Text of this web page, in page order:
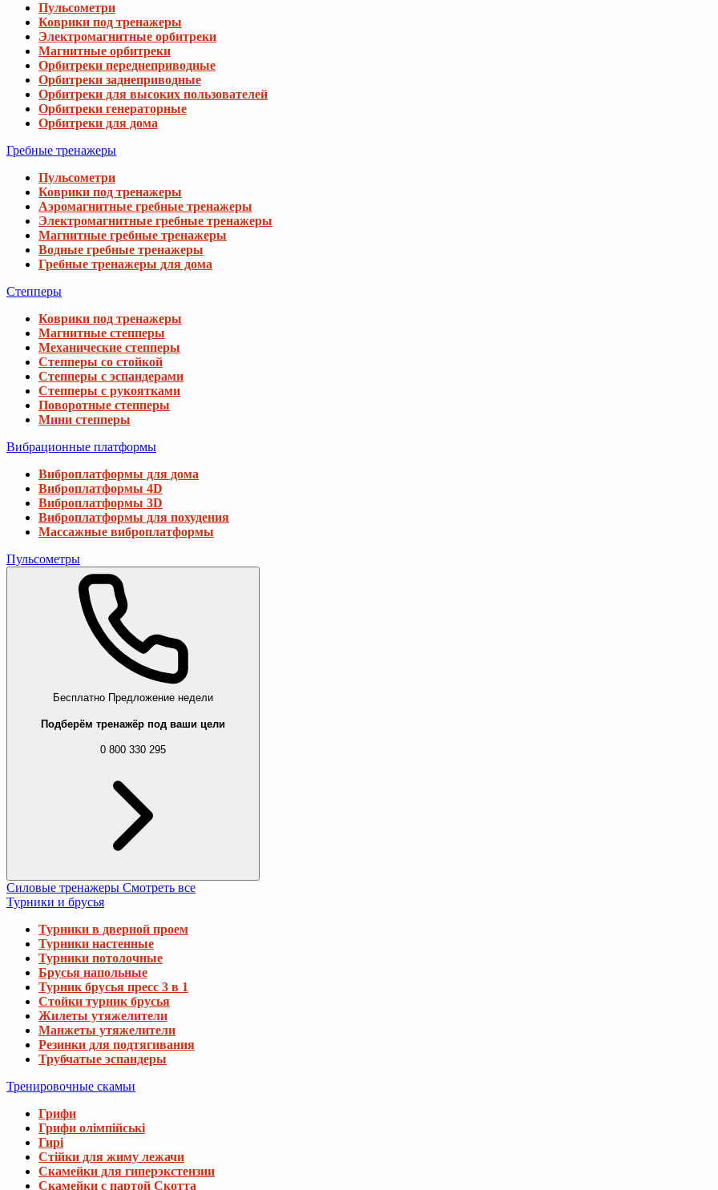
Пульсометри
Коврики под тренажеры
Электромагнитные орбитреки
Магнитные орбитреки
Орбитреки переднеприводные
Орбитреки заднеприводные
Орбитреки для высоких пользователей
Орбитреки генераторные
Орбитреки для дома
Гребные тренажеры
Пульсометри
Коврики под тренажеры
Аэромагнитные гребные тренажеры
Электромагнитные гребные тренажеры
Магнитные гребные тренажеры
Водные гребные тренажеры
Гребные тренажеры для дома
Степперы
Коврики под тренажеры
Магнитные степперы
Механические степперы
Степперы со стойкой
Степперы с эспандерами
Степперы с рукоятками
Поворотные степперы
Мини степперы
Вибрационные платформы
Виброплатформы для дома
Виброплатформы 4D
Виброплатформы 3D
Виброплатформы для похудения
Массажные виброплатформы
Пульсометры
Бесплатно Предложение недели
Подберём тренажёр под ваши цели
0 800 330 295
Силовые тренажеры Смотреть все
Турники и брусья
Турники в дверной проем
Турники настенные
Турники потолочные
Брусья напольные
Турник брусья пресс 3 в 1
Стойки турник брусья
Жилеты утяжелители
Манжеты утяжелители
Резинки для подтягивания
Трубчатые эспандеры
Тренировочные скамьи
Грифи
Грифи олімпійські
Гирі
Стійки для жиму лежачи
Скамейки для гиперэкстензии
Скамейки с партой Скотта